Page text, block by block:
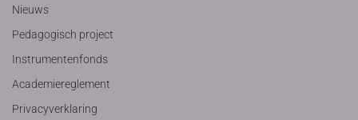
Nieuws
Pedagogisch project
Instrumentenfonds
Academiereglement
Privacyverklaring